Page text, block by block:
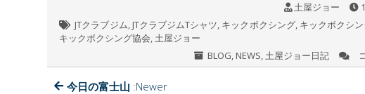
o
o
k
a 土屋ジョー
JTクラブジム, JTクラブジムTシャツ, キックボクシング, キックボクシ
キックボクシング協会,土屋ジョー
BLOG, NEWS,土屋ジョー日記
今日の富士山 :Newer